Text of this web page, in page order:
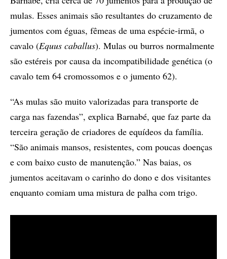
mulas. Esses animais são resultantes do cruzamento de
jumentos com éguas, fêmeas de uma espécie-irmã, o
cavalo (Equus caballus). Mulas ou burros normalmente
são estéreis por causa da incompatibilidade genética (o
cavalo tem 64 cromossomos e o jumento 62).
“As mulas são muito valorizadas para transporte de
carga nas fazendas”, explica Barnabé, que faz parte da
terceira geração de criadores de equídeos da família.
“São animais mansos, resistentes, com poucas doenças
e com baixo custo de manutenção.” Nas baias, os
jumentos aceitavam o carinho do dono e dos visitantes
enquanto comiam uma mistura de palha com trigo.